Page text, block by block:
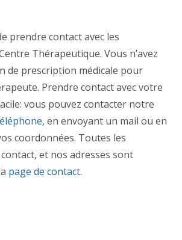
prendre contact avec les
Thérapeutique. Vous n’avez
de prescription médicale pour
Prendre contact avec votre
vous pouvez contacter notre
, en envoyant un mail ou en
coordonnées. Toutes les
et nos adresses sont
page de contact.